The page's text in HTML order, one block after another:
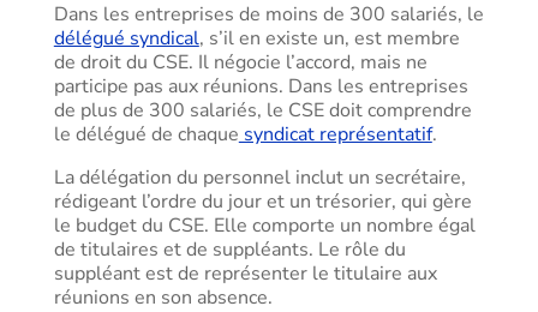
Dans les entreprises de moins de 300 salariés, le
délégué syndical, s’il en existe un, est membre
de droit du CSE. Il négocie l’accord, mais ne
participe pas aux réunions. Dans les entreprises
de plus de 300 salariés, le CSE doit comprendre
le délégué de chaque syndicat représentatif.
La délégation du personnel inclut un secrétaire,
rédigeant l’ordre du jour et un trésorier, qui gère
le budget du CSE. Elle comporte un nombre égal
de titulaires et de suppléants. Le rôle du
suppléant est de représenter le titulaire aux
réunions en son absence.